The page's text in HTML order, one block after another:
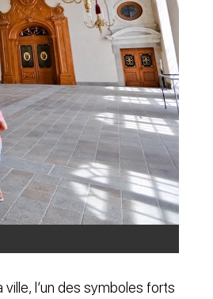
ville, l’un des symboles forts